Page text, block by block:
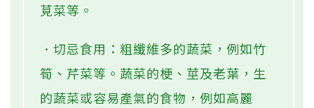
莧菜等。
．切忌食用：粗纖維多的蔬菜，例如竹
筍、芹菜等。蔬菜的梗、莖及老葉，生
的蔬菜或容易產氣的食物，例如高麗